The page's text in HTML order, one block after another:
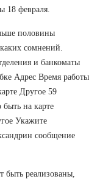
18 февраля.
половины
сомнений.
и банкоматы
Адрес Время работы
Другое 59
на карте
Укажите
сообщение
быть реализованы,